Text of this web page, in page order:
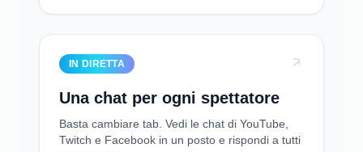
IN DIRETTA
Una chat per ogni spettatore
Basta cambiare tab. Vedi le chat di YouTube,
Twitch e Facebook in un posto e rispondi a tutti